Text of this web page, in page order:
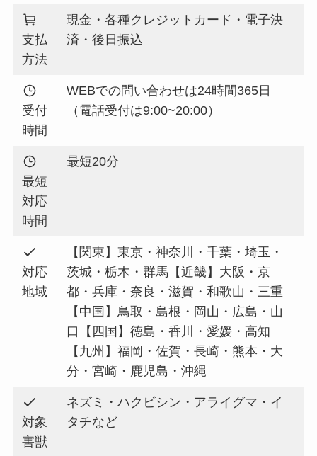
支払
方法
現金・各種クレジットカード・電子決
済・後日振込
受付
時間
WEBでの問い合わせは24時間365日
（電話受付は9:00~20:00）
最短
対応
時間
最短20分
対応
地域
【関東】東京・神奈川・千葉・埼玉・
茨城・栃木・群馬【近畿】大阪・京
都・兵庫・奈良・滋賀・和歌山・三重
【中国】鳥取・島根・岡山・広島・山
口【四国】徳島・香川・愛媛・高知
【九州】福岡・佐賀・長崎・熊本・大
分・宮崎・鹿児島・沖縄
対象
害獣
ネズミ・ハクビシン・アライグマ・イ
タチなど